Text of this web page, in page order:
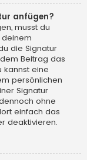
anfügen?
musst du
deinem
die Signatur
Beitrag das
kannst eine
persönlichen
Signatur
ohne
einfach das
deaktivieren.